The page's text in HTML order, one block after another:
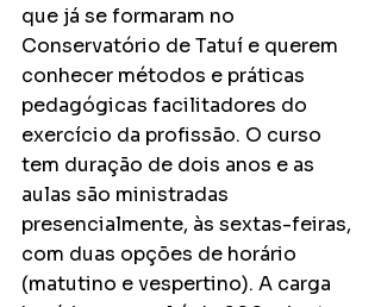
que já se formaram no
Conservatório de Tatuí e querem
conhecer métodos e práticas
pedagógicas facilitadores do
exercício da profissão. O curso
tem duração de dois anos e as
aulas são ministradas
presencialmente, às sextas-feiras,
com duas opções de horário
(matutino e vespertino). A carga